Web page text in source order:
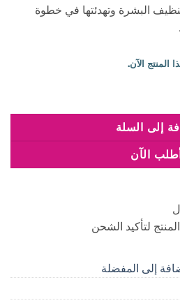
البشرة وتهدئتها في خطوة
100 مل
إلى السلة
أطلب الآن
لتأكيد الشحن
إلى المفضلة